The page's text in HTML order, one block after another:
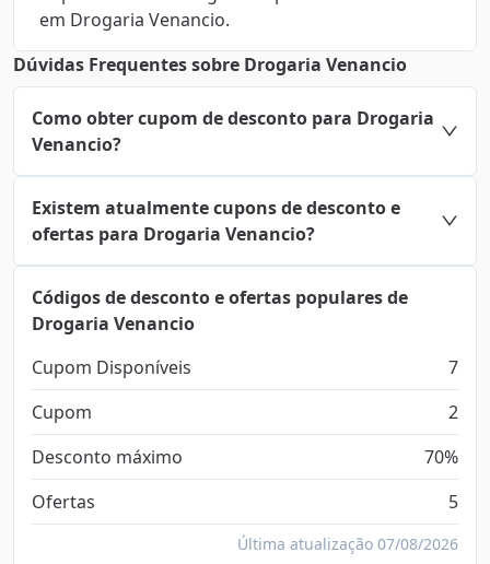
em Drogaria Venancio.
Dúvidas Frequentes sobre Drogaria Venancio
Como obter cupom de desconto para Drogaria
Venancio?
Existem atualmente cupons de desconto e
ofertas para Drogaria Venancio?
Códigos de desconto e ofertas populares de
Drogaria Venancio
Cupom Disponíveis
7
Cupom
2
Desconto máximo
70%
Ofertas
5
Última atualização 07/08/2026